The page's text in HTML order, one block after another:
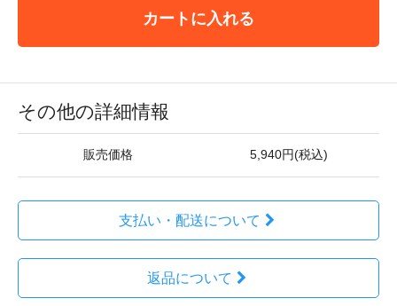
カートに入れる
その他の詳細情報
販売価格 5,940円(税込)
支払い・配送について
返品について